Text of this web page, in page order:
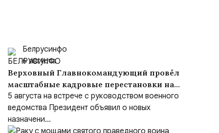
Белрусинфо
6 августа
Верховный Главнокомандующий провёл
масштабные кадровые перестановки на
встрече с руководством Министерства
обороны и группировок войск
5 августа на встрече с руководством военного
ведомства Президент объявил о новых
назначени...